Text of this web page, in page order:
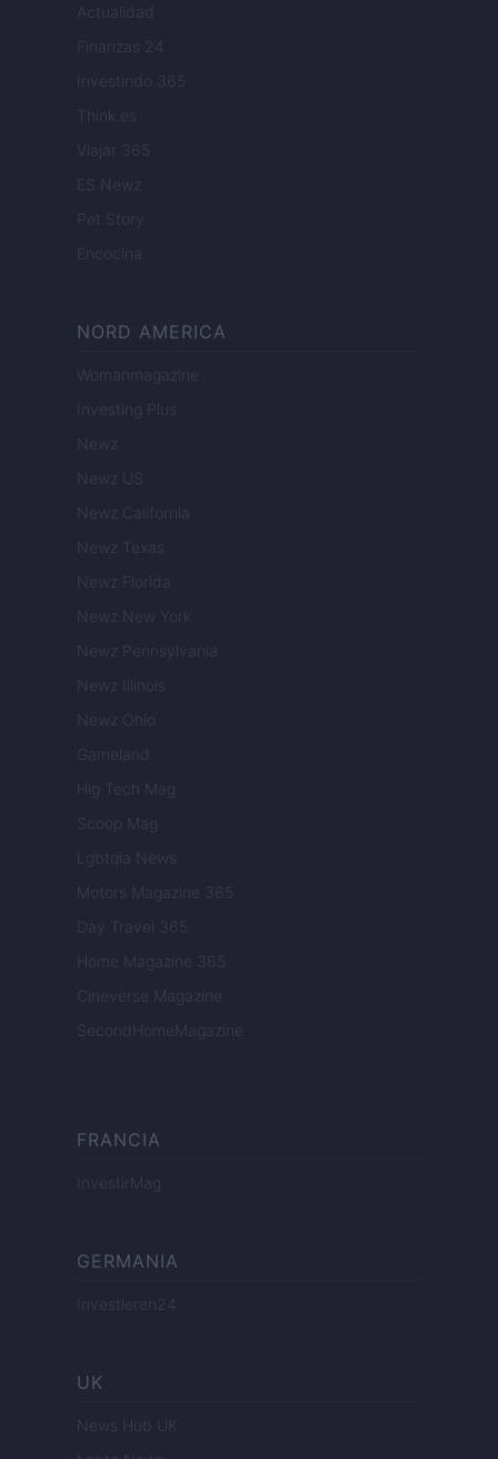
Actualidad
Finanzas 24
Investindo 365
Think.es
Viajar 365
ES Newz
Pet Story
Encocina
NORD AMERICA
Womanmagazine
Investing Plus
Newz
Newz US
Newz California
Newz Texas
Newz Florida
Newz New York
Newz Pennsylvania
Newz Illinois
Newz Ohio
Gameland
Hig Tech Mag
Scoop Mag
Lgbtqia News
Motors Magazine 365
Day Travel 365
Home Magazine 365
Cineverse Magazine
SecondHomeMagazine
FRANCIA
InvestirMag
GERMANIA
Investieren24
UK
News Hub UK